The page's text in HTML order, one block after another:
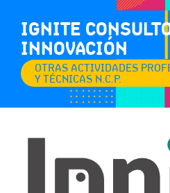
IGNITE
INNOVACIÓN
OTRAS ACTIVIDADES
Y TÉCNICAS N.C.P.